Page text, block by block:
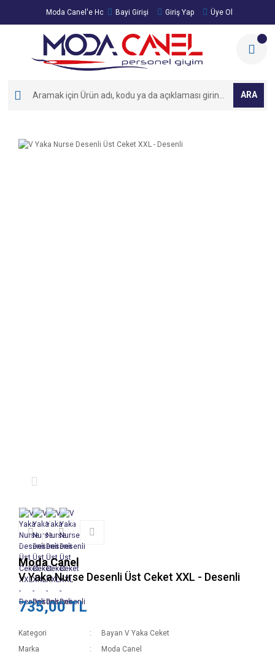
Moda Canel'e Hoşgeldiniz!
Bayi Girişi Giriş Yap Üye Ol
ARA
Moda Canel
V Yaka Nurse Desenli Üst Ceket XXL - Desenli
735,00 TL
Kategori
Bayan V Yaka Ceket
Marka
Moda Canel